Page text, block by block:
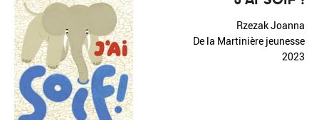
Rzezak Joanna
De la Martinière jeunesse
2023